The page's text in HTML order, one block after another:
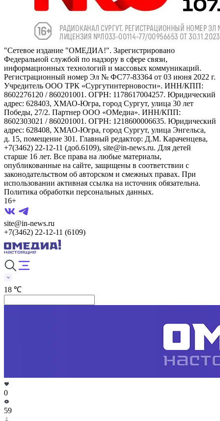
"Сетевое издание "ОМЕДИА!". Зарегистрировано
Федеральной службой по надзору в сфере связи,
информационных технологий и массовых коммуникаций.
Регистрационный номер Эл № ФС77-83364 от 03 июня 2022 г.
Учредитель ООО ТРК «Сургутинтерновости». ИНН/КПП:
8602276120 / 860201001. ОГРН: 1178617004257. Юридический
адрес: 628403, ХМАО-Югра, город Сургут, улица 30 лет
Победы, 27/2. Партнер ООО «ОМедиа». ИНН/КПП:
8602303021 / 860201001. ОГРН: 1218600006635. Юридический
адрес: 628408, ХМАО-Югра, город Сургут, улица Энгельса,
д. 15, помещение 301. Главный редактор: Д.М. Караченцева,
+7(3462) 22-12-11 (доб.6109), site@in-news.ru. Для детей
старше 16 лет. Все права на любые материалы,
опубликованные на сайте, защищены в соответствии с
законодательством об авторском и смежных правах. При
использовании активная ссылка на источник обязательна.
Политика обработки персональных данных.
16+
site@in-news.ru
+7(3462) 22-12-11 (6109)
18 ℃
0
59